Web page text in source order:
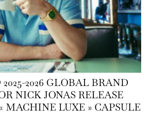
2026 GLOBAL BRAND
NICK JONAS RELEASE
MACHINE LUXE » CAPSULE